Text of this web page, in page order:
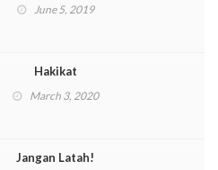
June 5, 2019
Hakikat
March 3, 2020
Jangan Latah!